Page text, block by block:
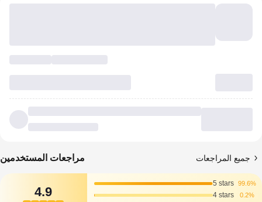
مراجعات المستخدمين جميع المراجعات
4.9
5 stars 99.6%
4 stars 0.2%